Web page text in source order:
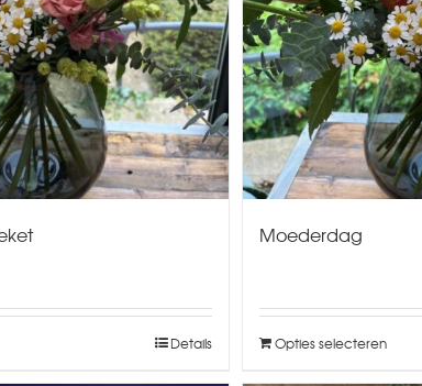
Details
Moederdag
Opties selecteren